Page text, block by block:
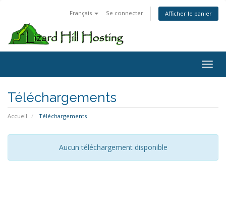
Français Se connecter Afficher le panier
Téléchargements
Accueil Téléchargements
Aucun téléchargement disponible